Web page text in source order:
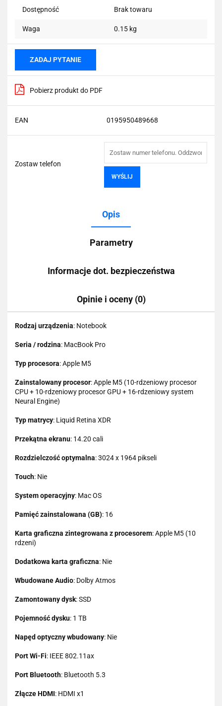
Dostępność Brak towaru
Waga 0.15 kg
ZADAJ PYTANIE
Pobierz produkt do PDF
EAN 0195950489668
Zostaw telefon
WYŚLIJ
Opis
Parametry
Informacje dot. bezpieczeństwa
Opinie i oceny (0)
Rodzaj urządzenia: Notebook
Seria / rodzina: MacBook Pro
Typ procesora: Apple M5
Zainstalowany procesor: Apple M5 (10-rdzeniowy procesor
CPU + 10-rdzeniowy procesor GPU + 16-rdzeniowy system
Neural Engine)
Typ matrycy: Liquid Retina XDR
Przekątna ekranu: 14.20 cali
Rozdzielczość optymalna: 3024 x 1964 pikseli
Touch: Nie
System operacyjny: Mac OS
Pamięć zainstalowana (GB): 16
Karta graficzna zintegrowana z procesorem: Apple M5 (10
rdzeni)
Dodatkowa karta graficzna: Nie
Wbudowane Audio: Dolby Atmos
Zamontowany dysk: SSD
Pojemność dysku: 1 TB
Napęd optyczny wbudowany: Nie
Port Wi-Fi: IEEE 802.11ax
Port Bluetooth: Bluetooth 5.3
Złącze HDMI: HDMI x1